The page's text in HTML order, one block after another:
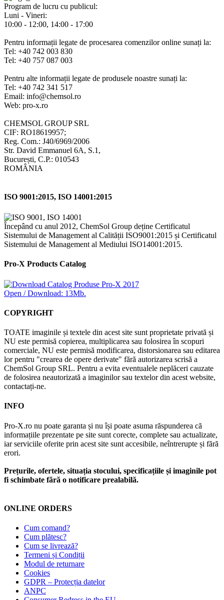
Program de lucru cu publicul:
Luni - Vineri:
10:00 - 12:00, 14:00 - 17:00
Pentru informații legate de procesarea comenzilor online sunați la:
Tel: +40 742 003 830
Tel: +40 757 087 003
Pentru alte informații legate de produsele noastre sunați la:
Tel: +40 742 341 517
Email: info@chemsol.ro
Web: pro-x.ro
CHEMSOL GROUP SRL
CIF: RO18619957;
Reg. Com.: J40/6969/2006
Str. David Emmanuel 6A, S.1,
București, C.P.: 010543
ROMÂNIA
ISO 9001:2015, ISO 14001:2015
Începând cu anul 2012, ChemSol Group deține Certificatul
Sistemului de Management al Calității ISO9001:2015 și Certificatul
Sistemului de Management al Mediului ISO14001:2015.
Pro-X Products Catalog
Open / Download: 13Mb.
COPYRIGHT
TOATE imaginile și textele din acest site sunt proprietate privată și
NU este permisă copierea, multiplicarea sau folosirea în scopuri
comerciale, NU este permisă modificarea, distorsionarea sau editarea
lor pentru "crearea de opere derivate" fără autorizarea scrisă a
ChemSol Group SRL. Pentru a evita eventualele neplăceri cauzate
de folosirea neautorizată a imaginilor sau textelor din acest website,
contactați-ne.
INFO
Pro-X.ro nu poate garanta și nu își poate asuma răspunderea că
informațiile prezentate pe site sunt corecte, complete sau actualizate,
iar serviciile oferite prin acest site sunt accesibile, neîntrerupte și fără
erori.
Prețurile, ofertele, situația stocului, specificațiile și imaginile pot
fi schimbate fără o notificare prealabilă.
ONLINE ORDERS
Cum comand?
Cum plătesc?
Cum se livrează?
Termeni și Condiții
Modul de returnare
Cookies
GDPR – Protecția datelor
ANPC